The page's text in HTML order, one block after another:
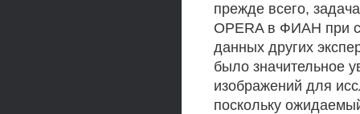
прежде всего,
OPERA в ФИАН при
данных других
было значительное
изображений для
поскольку